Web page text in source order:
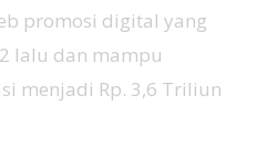
promosi digital yang
lalu dan mampu
menjadi Rp. 3,6 Triliun